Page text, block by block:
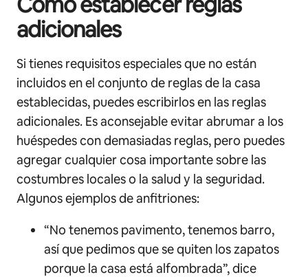
adicionales
Si tienes requisitos especiales que no están
incluidos en el conjunto de reglas de la casa
establecidas, puedes escribirlos en las reglas
adicionales. Es aconsejable evitar abrumar a los
huéspedes con demasiadas reglas, pero puedes
agregar cualquier cosa importante sobre las
costumbres locales o la salud y la seguridad.
Algunos ejemplos de anfitriones:
“No tenemos pavimento, tenemos barro,
así que pedimos que se quiten los zapatos
porque la casa está alfombrada”, dice